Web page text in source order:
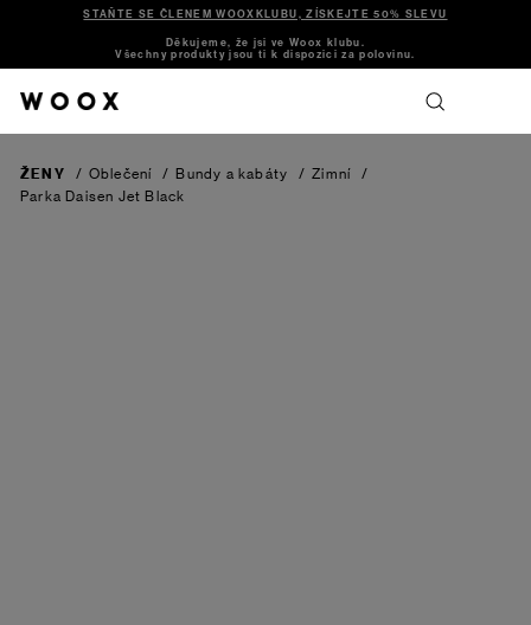
STAŇTE SE ČLENEM WOOXKLUBU, ZÍSKEJTE 50% SLEVU
Děkujeme, že jsi ve Woox klubu.
Všechny produkty jsou ti k dispozici za polovinu.
ŽENY / Oblečení / Bundy a kabáty / Zimní
/
Parka Daisen Jet Black